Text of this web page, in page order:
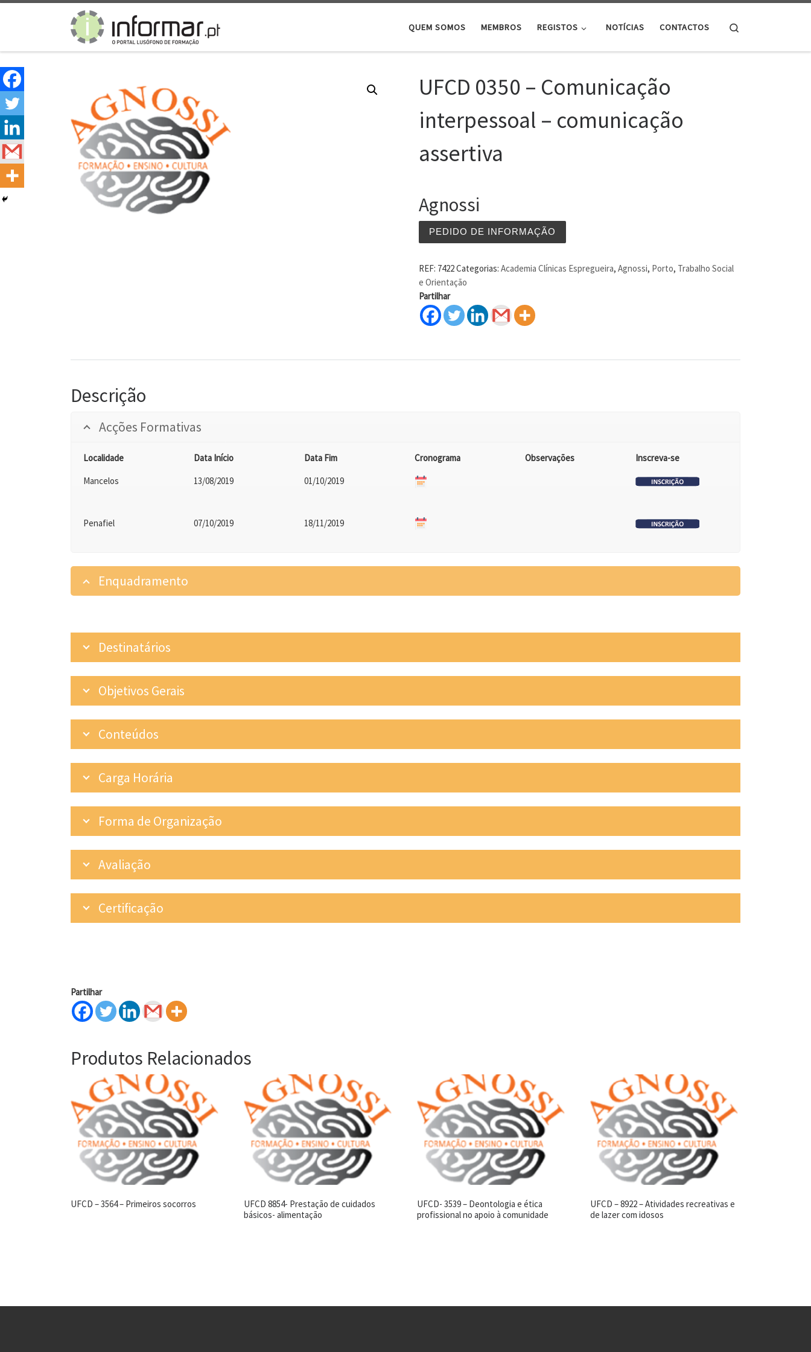
Skip to content
QUEM SOMOS MEMBROS REGISTOS NOTÍCIAS CONTACTOS
UFCD 0350 – Comunicação
interpessoal – comunicação
assertiva
Agnossi
PEDIDO DE INFORMAÇÃO
REF: 7422Categorias:Academia Clínicas Espregueira,Agnossi, Porto, Trabalho Social
e Orientação
Partilhar
Descrição
Acções Formativas
Localidade
Mancelos
Data Início
13/08/2019
Data Fim
01/10/2019
Cronograma Observações Inscreva-se
Penafiel 07/10/2019 18/11/2019
Enquadramento
Destinatários
Objetivos Gerais
Conteúdos
Carga Horária
Forma de Organização
Avaliação
Certificação
Partilhar
Produtos Relacionados
UFCD – 3564 – Primeiros socorros
UFCD 8854- Prestação de cuidados
básicos- alimentação
UFCD- 3539 – Deontologia e ética
profissional no apoio à comunidade
UFCD – 8922 – Atividades recreativas e
de lazer com idosos